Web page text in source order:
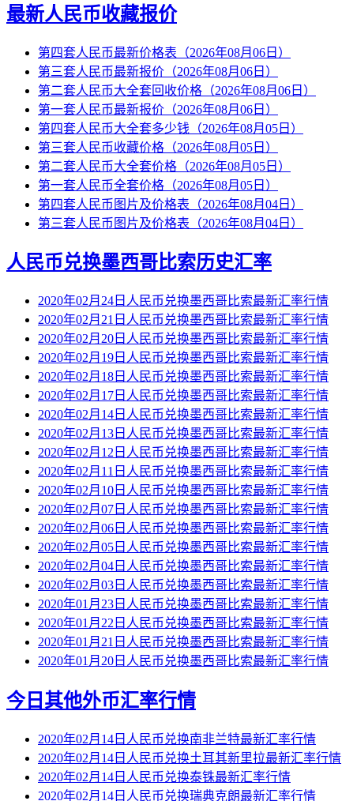
最新人民币收藏报价
第四套人民币最新价格表（2026年08月06日）
第三套人民币最新报价（2026年08月06日）
第二套人民币大全套回收价格（2026年08月06日）
第一套人民币最新报价（2026年08月06日）
第四套人民币大全套多少钱（2026年08月05日）
第三套人民币收藏价格（2026年08月05日）
第二套人民币大全套价格（2026年08月05日）
第一套人民币全套价格（2026年08月05日）
第四套人民币图片及价格表（2026年08月04日）
第三套人民币图片及价格表（2026年08月04日）
人民币兑换墨西哥比索历史汇率
2020年02月24日人民币兑换墨西哥比索最新汇率行情
2020年02月21日人民币兑换墨西哥比索最新汇率行情
2020年02月20日人民币兑换墨西哥比索最新汇率行情
2020年02月19日人民币兑换墨西哥比索最新汇率行情
2020年02月18日人民币兑换墨西哥比索最新汇率行情
2020年02月17日人民币兑换墨西哥比索最新汇率行情
2020年02月14日人民币兑换墨西哥比索最新汇率行情
2020年02月13日人民币兑换墨西哥比索最新汇率行情
2020年02月12日人民币兑换墨西哥比索最新汇率行情
2020年02月11日人民币兑换墨西哥比索最新汇率行情
2020年02月10日人民币兑换墨西哥比索最新汇率行情
2020年02月07日人民币兑换墨西哥比索最新汇率行情
2020年02月06日人民币兑换墨西哥比索最新汇率行情
2020年02月05日人民币兑换墨西哥比索最新汇率行情
2020年02月04日人民币兑换墨西哥比索最新汇率行情
2020年02月03日人民币兑换墨西哥比索最新汇率行情
2020年01月23日人民币兑换墨西哥比索最新汇率行情
2020年01月22日人民币兑换墨西哥比索最新汇率行情
2020年01月21日人民币兑换墨西哥比索最新汇率行情
2020年01月20日人民币兑换墨西哥比索最新汇率行情
今日其他外币汇率行情
2020年02月14日人民币兑换南非兰特最新汇率行情
2020年02月14日人民币兑换土耳其新里拉最新汇率行情
2020年02月14日人民币兑换泰铢最新汇率行情
2020年02月14日人民币兑换瑞典克朗最新汇率行情